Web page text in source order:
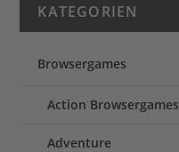
KATEGORIEN
Browsergames
Action Browsergames
Adventure